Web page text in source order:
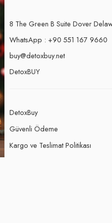
8 The Green B Suite Dover
WhatsApp : +90 551 167 9660
buy@detoxbuy.net
DetoxBUY
DetoxBuy
Güvenli Ödeme
Kargo ve Teslimat Politikası